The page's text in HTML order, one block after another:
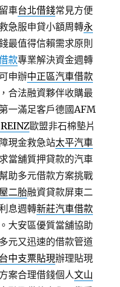
車台北借錢常見方便
急服申貸小額周轉永
最值得信賴需求原則
款專業解決資金週轉
申辦中正區汽車借款
合法融資夥伴收購最
一滿足客戶德國AFM
歐盟非石棉墊片
現金救急站太平汽車
當舖質押貸款的汽車
助多元借款方案挑戰
二胎融資貸款屏東二
息週轉新莊汽車借款
大安區優質當舖協助
元又迅速的借款管道
台中支票貼現辦理貼現
案合理借錢個人文山